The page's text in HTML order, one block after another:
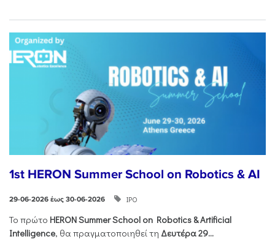
1st HERON Summer School on Robotics & AI
29-06-2026 έως 30-06-2026 ΙΡΟ
Το πρώτο HERONSummerSchool on Robotics &Artificial
Intelligence, θα πραγματοποιηθεί τη Δευτέρα 29...